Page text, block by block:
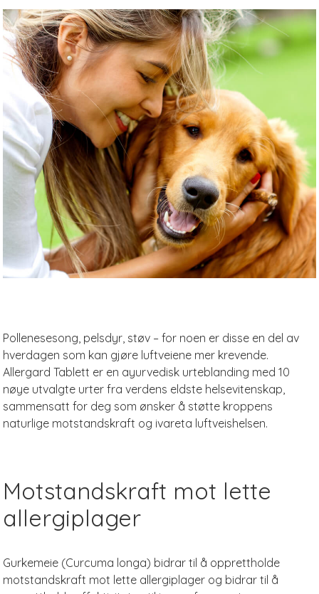
Pollenesesong, pelsdyr, støv – for noen er disse en del av
hverdagen som kan gjøre luftveiene mer krevende.
Allergard Tablett er en ayurvedisk urteblanding med 10
nøye utvalgte urter fra verdens eldste helsevitenskap,
sammensatt for deg som ønsker å støtte kroppens
naturlige motstandskraft og ivareta luftveishelsen.
Motstandskraft mot lette
allergiplager
Gurkemeie (Curcuma longa) bidrar til å opprettholde
motstandskraft mot lette allergiplager og bidrar til å